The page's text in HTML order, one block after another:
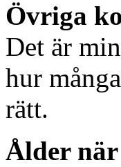
Övriga
Det är
hur
rätt.
Ålder